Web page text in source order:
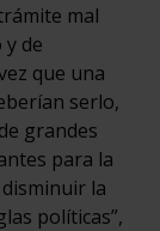
mal
de
que una
serlo,
grandes
para la
la
políticas”,